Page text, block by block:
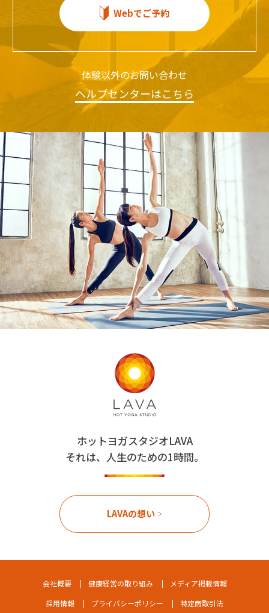
Webでご予約
体験以外のお問い合わせ
ヘルプセンターはこちら
ホットヨガスタジオLAVA
それは、人生のための1時間。
LAVAの想い
会社概要 健康経営の取り組み
メディア掲載情報
採用情報
プライバシーポリシー 特定商取引法